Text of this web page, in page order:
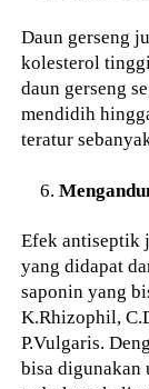
Daun gerseng
kolesterol
daun gerseng
mendidih
teratur
Efek antiseptik
yang didapat
saponin yang
K.Rhizophil,
P.Vulgaris.
bisa digunakan